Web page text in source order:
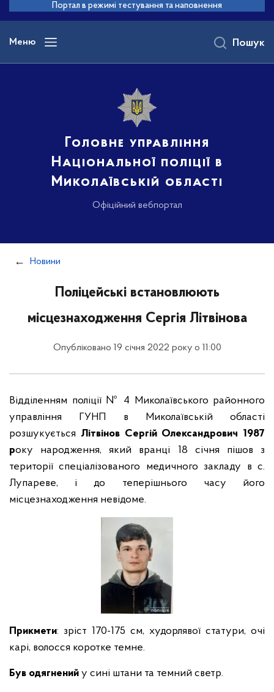
основного
вмісту
Портал в режимі тестування та наповнення
Меню
Головне управління
Національної поліції в
Миколаївській області
Офіційний вебпортал
Пошук
Новини
Поліцейські встановлюють
місцезнаходження Сергія Літвінова
Опубліковано 19 січня 2022 року о 11:00
Відділенням поліції № 4 Миколаївського районного
управління ГУНП в Миколаївській області
розшукується Літвінов Сергій Олександрович 1987
року народження, який вранці 18 січня пішов з
території спеціалізованого медичного закладу в с.
Лупареве, і до теперішнього часу його
місцезнаходження невідоме.
Прикмети: зріст 170-175 см, худорлявої статури, очі
карі, волосся коротке темне.
Був одягнений у сині штани та темний светр.